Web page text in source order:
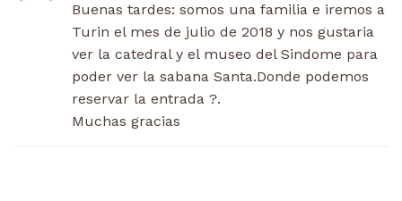
Buenas tardes: somos una familia e iremos a
Turin el mes de julio de 2018 y nos gustaria
ver la catedral y el museo del Sindome para
poder ver la sabana Santa.Donde podemos
reservar la entrada ?.
Muchas gracias